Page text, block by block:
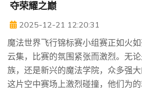
夺荣耀之巅
2025-12-21 12:20:31
魔法世界飞行锦标赛小组赛正如火
云集，比赛的氛围紧张而激烈。无
族，还是新兴的魔法学院，众多强
这片空中赛场上激烈碰撞，他们为